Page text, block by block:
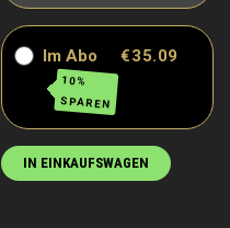
Im Abo
10%
SPAREN
€35.09
IN EINKAUFSWAGEN